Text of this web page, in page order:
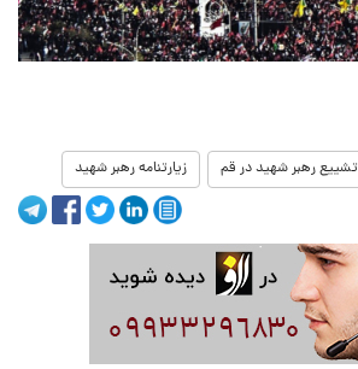
تشییع رهبر شهید در قم زیارتنامه رهبر شهید